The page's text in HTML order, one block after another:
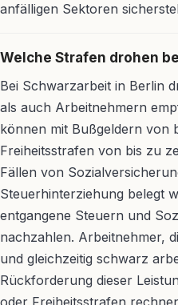
anfälligen Sektoren
Welche Strafen drohen
Bei Schwarzarbeit in Berlin
als auch Arbeitnehmern
können mit Bußgeldern von
Freiheitsstrafen von bis zu
Fällen von
Steuerhinterziehung belegt
entgangene Steuern und
nachzahlen. Arbeitnehmer,
und gleichzeitig schwarz
Rückforderung dieser